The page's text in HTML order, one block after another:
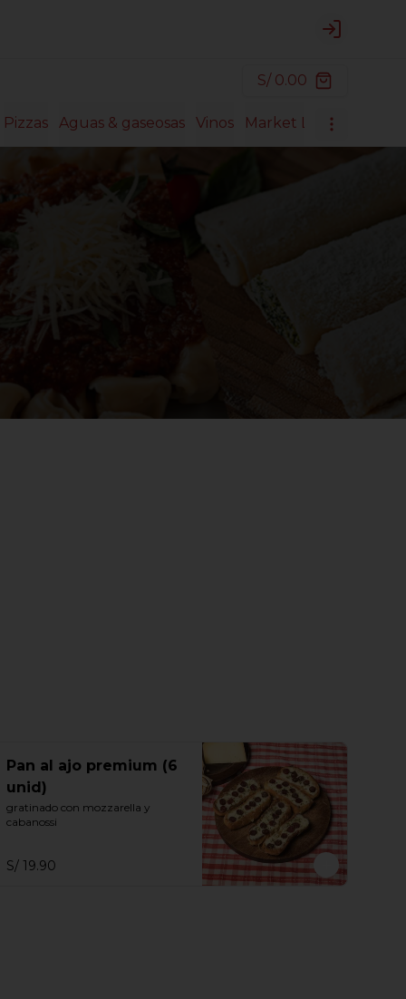
Login
S/ 0.00
Pizzas Aguas & gaseosas Vinos Market Lasagnas
Pan al ajo premium (6
unid)
gratinado con mozzarella y
cabanossi
S/ 19.90